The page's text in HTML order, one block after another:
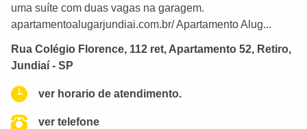
uma suíte com duas vagas na garagem.
apartamentoalugarjundiai.com.br/ Apartamento Alug...
Rua Colégio Florence, 112 ret, Apartamento 52, Retiro,
Jundiaí - SP
ver horario de atendimento.
ver telefone